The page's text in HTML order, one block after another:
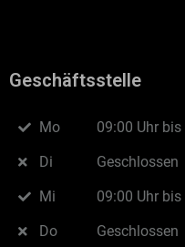
Geschäftsstelle
Mo
Di
Mi
Do
09:00 Uhr bis
Geschlossen
09:00 Uhr bis
Geschlossen